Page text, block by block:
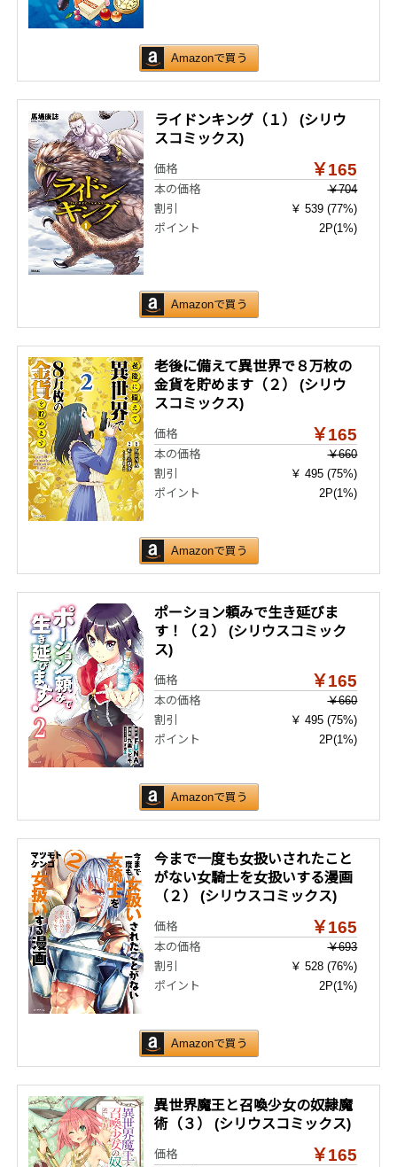
Amazonで買う
ライドンキング（１） (シリウ
スコミックス)
価格 ￥165
本の価格
￥704
割引
￥ 539 (77%)
ポイント
2P(1%)
Amazonで買う
老後に備えて異世界で８万枚の
金貨を貯めます（２） (シリウ
スコミックス)
価格 ￥165
本の価格
￥660
割引
￥ 495 (75%)
ポイント
2P(1%)
Amazonで買う
ポーション頼みで生き延びま
す！（２） (シリウスコミック
ス)
価格 ￥165
本の価格
￥660
割引
￥ 495 (75%)
ポイント
2P(1%)
Amazonで買う
今まで一度も女扱いされたこと
がない女騎士を女扱いする漫画
（２） (シリウスコミックス)
価格 ￥165
本の価格
￥693
割引
￥ 528 (76%)
ポイント
2P(1%)
Amazonで買う
異世界魔王と召喚少女の奴隷魔
術（３） (シリウスコミックス)
価格 ￥165